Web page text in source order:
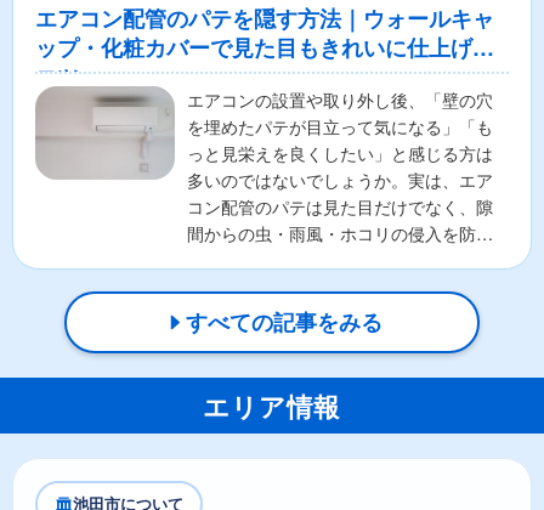
エアコン配管のパテを隠す方法｜ウォールキャ
ップ・化粧カバーで見た目もきれいに仕上げる
コツ
エアコンの設置や取り外し後、「壁の穴
を埋めたパテが目立って気になる」「も
っと見栄えを良くしたい」と感じる方は
多いのではないでしょうか。実は、エア
コン配管のパテは見た目だけでなく、隙
間からの虫・雨風・ホコリの侵入を防ぐ
すべての記事をみる
エリア情報
池田市について